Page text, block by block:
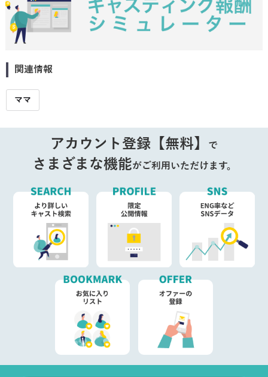
関連情報
ママ
アカウント登録【無料】 で
さまざまな機能がご利用いただけます。